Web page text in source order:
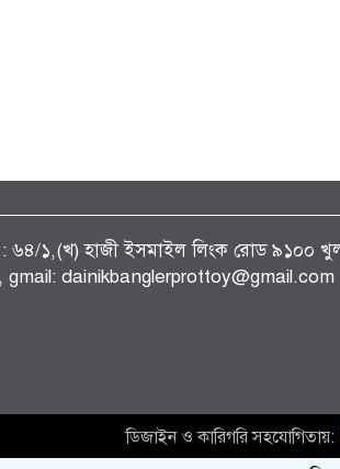
: ৬৪/১,(খ) হাজী ইসমাইল লিংক রোড ৯১০০
dainikbanglerprottoy@gmail.com
ডিজাইন ও কারিগরি সহযোগিতায়: